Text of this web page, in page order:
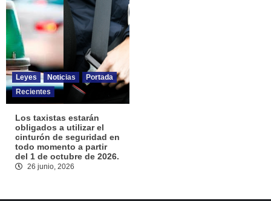
Leyes Noticias
Portada
Recientes
Los taxistas estarán
obligados a utilizar el
cinturón de seguridad en
todo momento a partir
del 1 de octubre de 2026.
26 junio, 2026